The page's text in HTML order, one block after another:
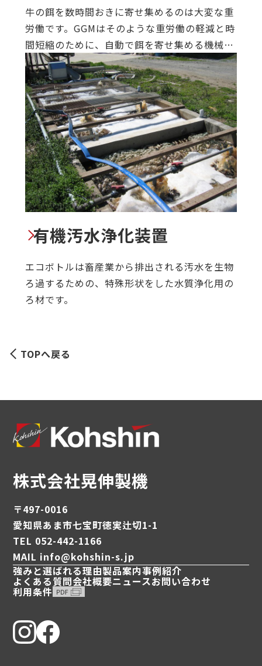
牛の餌を数時間おきに寄せ集めるのは大変な重
労働です。GGMはそのような重労働の軽減と時
間短縮のために、自動で餌を寄せ集める機械で
す。
有機汚水浄化装置
エコボトルは畜産業から排出される汚水を生物
ろ過するための、特殊形状をした水質浄化用の
ろ材です。
TOPへ戻る
株式会社晃伸製機
〒497-0016
愛知県あま市七宝町徳実辻切1-1
TEL 052-442-1166
MAIL info@kohshin-s.jp
強みと選ばれる理由製品案内事例紹介
よくある質問会社概要ニュースお問い合わせ
利用条件